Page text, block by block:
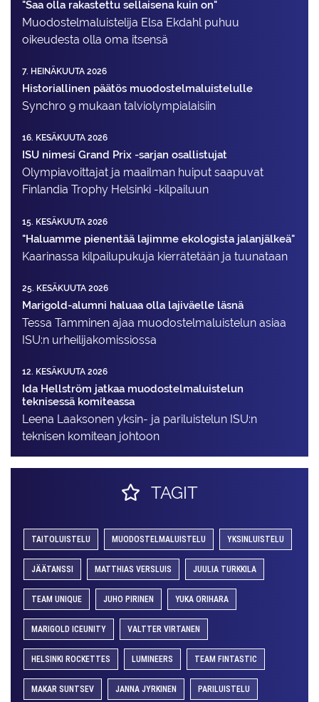
"Saa olla rakastettu sellaisena kuin on"
Muodostelma­luistelija Elsa Ekdahl puhuu
oikeudesta olla oma itsensä
7. HEINÄKUUTA 2026
Historiallinen päätös muodostelmaluistelulle
Synchro 9 mukaan talviolympialaisiin
16. KESÄKUUTA 2026
ISU nimesi Grand Prix -sarjan osallistujat
Olympiavoittajat ja maailman huiput saapuvat
Finlandia Trophy Helsinki -kilpailuun
15. KESÄKUUTA 2026
"Haluamme pienentää lajimme ekologista jalanjälkeä"
Kaarinassa kilpailupukuja kierrätetään ja tuunataan
25. KESÄKUUTA 2026
Marigold-alumni haluaa olla lajiväelle läsnä
Tessa Tamminen ajaa muodostelma­luistelun asiaa
ISU:n urheilija­komissiossa
12. KESÄKUUTA 2026
Ida Hellström jatkaa muodostelmaluistelun
teknisessä komiteassa
Leena Laaksonen yksin- ja pariluistelun ISU:n
teknisen komitean johtoon
TAGIT
TAITOLUISTELU MUODOSTELMALUISTELU YKSINLUISTELU
JÄÄTANSSI MATTHIAS VERSLUIS JUULIA TURKKILA
TEAM UNIQUE JUHO PIRINEN YUKA ORIHARA
MARIGOLD ICEUNITY VALTTER VIRTANEN
HELSINKI ROCKETTES LUMINEERS TEAM FINTASTIC
MAKAR SUNTSEV JANNA JYRKINEN PARILUISTELU